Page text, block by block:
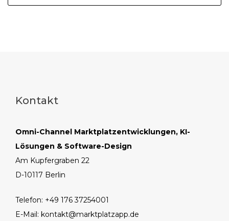
Kontakt
Omni-Channel Marktplatzentwicklungen, KI-
Lösungen & Software-Design
Am Kupfergraben 22
D-10117 Berlin
Telefon: +49 176 37254001
E-Mail: kontakt@marktplatzapp.de